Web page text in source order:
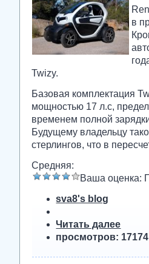
в
Twizy.
Базовая комплектация
мощностью 17 л.с,
временем полной
Будущему владельцу
стерлингов, что в
Средняя:
Ваша оценка:
sva8's blog
Читать далее
просмотров: 17174